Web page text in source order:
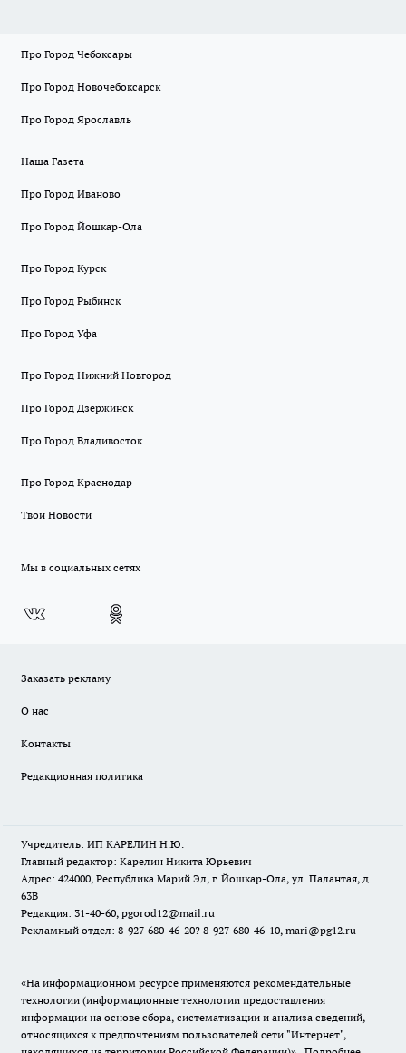
Про Город Чебоксары
Про Город Новочебоксарск
Про Город Ярославль
Наша Газета
Про Город Иваново
Про Город Йошкар-Ола
Про Город Курск
Про Город Рыбинск
Про Город Уфа
Про Город Нижний Новгород
Про Город Дзержинск
Про Город Владивосток
Про Город Краснодар
Твои Новости
Мы в социальных сетях
Заказать рекламу
О нас
Контакты
Редакционная политика
Учредитель: ИП КАРЕЛИН Н.Ю.
Главный редактор: Карелин Никита Юрьевич
Адрес: 424000, Республика Марий Эл, г. Йошкар-Ола, ул. Палантая, д.
63В
Редакция: 31-40-60, pgorod12@mail.ru
Рекламный отдел: 8-927-680-46-20? 8-927-680-46-10, mari@pg12.ru
«На информационном ресурсе применяются рекомендательные
технологии (информационные технологии предоставления
информации на основе сбора, систематизации и анализа сведений,
относящихся к предпочтениям пользователей сети "Интернет",